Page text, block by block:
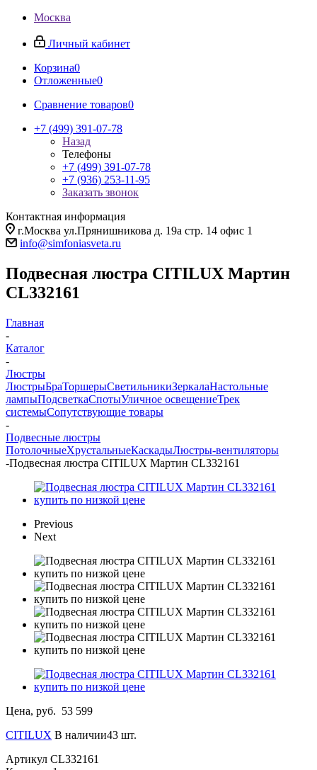
Москва
Личный кабинет
Корзина0
Отложенные0
Сравнение товаров0
+7 (499) 391-07-78
Назад
Телефоны
+7 (499) 391-07-78
+7 (936) 253-11-95
Заказать звонок
Контактная информация
г.Москва ул.Прянишникова д. 19а стр. 14 офис 1
info@simfoniasveta.ru
Подвесная люстра CITILUX Мартин
CL332161
Главная
-
Каталог
-
Люстры
ЛюстрыБраТоршерыСветильникиЗеркалаНастольные
лампыПодсветкаСпотыУличное освещениеТрек
системыСопутствующие товары
-
Подвесные люстры
ПотолочныеХрустальныеКаскадыЛюстры-вентиляторы
-Подвесная люстра CITILUX Мартин CL332161
Previous
Next
Цена, руб. 53 599
CITILUX В наличии43 шт.
Артикул CL332161